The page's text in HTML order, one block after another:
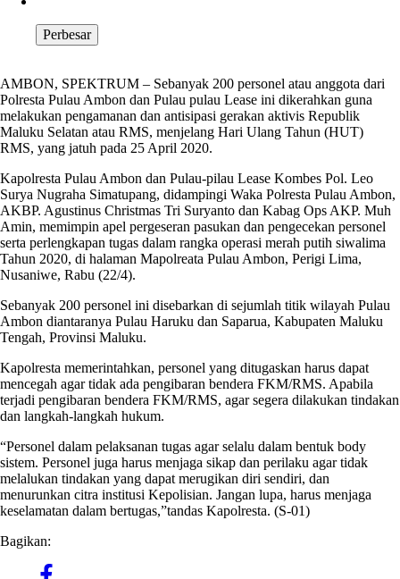
Perbesar
AMBON, SPEKTRUM – Sebanyak 200 personel atau anggota dari
Polresta Pulau Ambon dan Pulau pulau Lease ini dikerahkan guna
melakukan pengamanan dan antisipasi gerakan aktivis Republik
Maluku Selatan atau RMS, menjelang Hari Ulang Tahun (HUT)
RMS, yang jatuh pada 25 April 2020.
Kapolresta Pulau Ambon dan Pulau-pilau Lease Kombes Pol. Leo
Surya Nugraha Simatupang, didampingi Waka Polresta Pulau Ambon,
AKBP. Agustinus Christmas Tri Suryanto dan Kabag Ops AKP. Muh
Amin, memimpin apel pergeseran pasukan dan pengecekan personel
serta perlengkapan tugas dalam rangka operasi merah putih siwalima
Tahun 2020, di halaman Mapolreata Pulau Ambon, Perigi Lima,
Nusaniwe, Rabu (22/4).
Sebanyak 200 personel ini disebarkan di sejumlah titik wilayah Pulau
Ambon diantaranya Pulau Haruku dan Saparua, Kabupaten Maluku
Tengah, Provinsi Maluku.
Kapolresta memerintahkan, personel yang ditugaskan harus dapat
mencegah agar tidak ada pengibaran bendera FKM/RMS. Apabila
terjadi pengibaran bendera FKM/RMS, agar segera dilakukan tindakan
dan langkah-langkah hukum.
“Personel dalam pelaksanan tugas agar selalu dalam bentuk body
sistem. Personel juga harus menjaga sikap dan perilaku agar tidak
melalukan tindakan yang dapat merugikan diri sendiri, dan
menurunkan citra institusi Kepolisian. Jangan lupa, harus menjaga
keselamatan dalam bertugas,”tandas Kapolresta. (S-01)
Bagikan: